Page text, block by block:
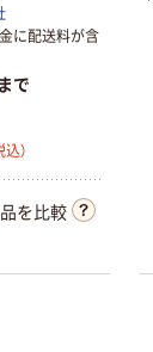
に配送料が含
で
込）
を比較